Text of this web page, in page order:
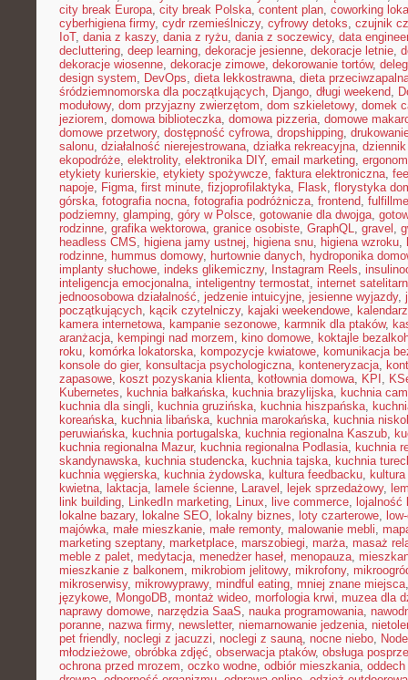
city break Europa, city break Polska, content plan, coworking
cyberhigiena firmy, cydr rzemieślniczy, cyfrowy detoks, czujnik
IoT, dania z kaszy, dania z ryżu, dania z soczewicy, data
decluttering, deep learning, dekoracje jesienne, dekoracje letnie,
dekoracje wiosenne, dekoracje zimowe, dekorowanie tortów,
design system, DevOps, dieta lekkostrawna, dieta
śródziemnomorska dla początkujących, Django, długi weekend,
modułowy, dom przyjazny zwierzętom, dom szkieletowy, domek
jeziorem, domowa biblioteczka, domowa pizzeria, domowe
domowe przetwory, dostępność cyfrowa, dropshipping,
salonu, działalność nierejestrowana, działka rekreacyjna,
ekopodróże, elektrolity, elektronika DIY, email marketing,
etykiety kurierskie, etykiety spożywcze, faktura elektroniczna,
napoje, Figma, first minute, fizjoprofilaktyka, Flask, florystyka
górska, fotografia nocna, fotografia podróżnicza, frontend,
podziemny, glamping, góry w Polsce, gotowanie dla dwojga,
rodzinne, grafika wektorowa, granice osobiste, GraphQL, gravel ,
headless CMS, higiena jamy ustnej, higiena snu, higiena wzroku,
rodzinne, hummus domowy, hurtownie danych, hydroponika
implanty słuchowe, indeks glikemiczny, Instagram Reels,
inteligencja emocjonalna, inteligentny termostat, internet
jednoosobowa działalność, jedzenie intuicyjne, jesienne wyjazdy,
początkujących, kącik czytelniczy, kajaki weekendowe,
kamera internetowa, kampanie sezonowe, karmnik dla ptaków,
aranżacja, kempingi nad morzem, kino domowe, koktajle
roku, komórka lokatorska, kompozycje kwiatowe, komunikacja
konsole do gier, konsultacja psychologiczna, konteneryzacja,
zapasowe, koszt pozyskania klienta, kotłownia domowa, KPI ,
Kubernetes, kuchnia bałkańska, kuchnia brazylijska, kuchnia
kuchnia dla singli, kuchnia gruzińska, kuchnia hiszpańska,
koreańska, kuchnia libańska, kuchnia marokańska, kuchnia
peruwiańska, kuchnia portugalska, kuchnia regionalna Kaszub,
kuchnia regionalna Mazur, kuchnia regionalna Podlasia, kuchnia
skandynawska, kuchnia studencka, kuchnia tajska, kuchnia
kuchnia węgierska, kuchnia żydowska, kultura feedbacku,
kwietna, laktacja, lamele ścienne, Laravel , lejek sprzedażowy,
link building, LinkedIn marketing, Linux, live commerce, lojalność
lokalne bazary, lokalne SEO, lokalny biznes, loty czarterowe,
majówka, małe mieszkanie, małe remonty, malowanie mebli,
marketing szeptany, marketplace, marszobiegi, marża, masaż
meble z palet, medytacja, menedżer haseł, menopauza,
mieszkanie z balkonem, mikrobiom jelitowy, mikrofony,
mikroserwisy, mikrowyprawy, mindful eating, mniej znane miejsca
językowe, MongoDB, montaż wideo, morfologia krwi, muzea dla
naprawy domowe, narzędzia SaaS, nauka programowania,
poranne, nazwa firmy, newsletter, niemarnowanie jedzenia,
pet friendly, noclegi z jacuzzi, noclegi z sauną, nocne niebo,
młodzieżowe, obróbka zdjęć, obserwacja ptaków, obsługa
ochrona przed mrozem, oczko wodne, odbiór mieszkania, oddech